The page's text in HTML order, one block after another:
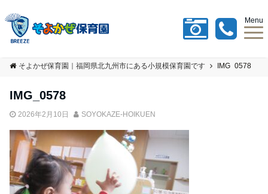
Menu
そよかぜ保育園｜福岡県北九州市にある小規模保育園です IMG_0578
IMG_0578
2026年2月10日 SOYOKAZE-HOIKUEN